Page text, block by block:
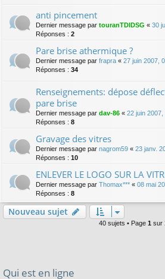
anti pincement
Dernier message par touranTDIDSG « 30
Réponses : 2
Pare brise athermique ?
Dernier message par frapra « 27 juin 2007,
Réponses : 34
Renseignements: dépose
pare brise
Dernier message par dav-86 « 22 juin 2007,
Réponses : 8
Gravage des vitres
Dernier message par nagrom59 « 23 janv.
Réponses : 10
ENLEVER LE LOGO SUR LA
Dernier message par Thomax*** « 08 mai
Réponses : 8
Nouveau sujet
40 sujets • Page 1 sur
Qui est en ligne